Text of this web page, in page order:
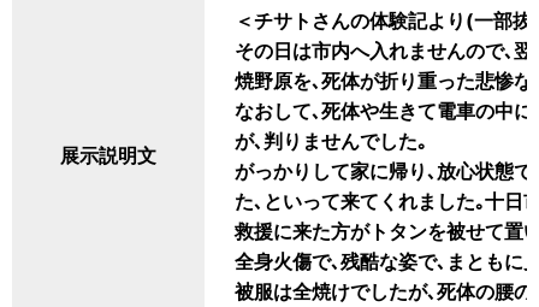
展示説明文
＜チサトさんの体験記より(一部抜
その日は市内へ入れませんので､
焼野原を､死体が折り重った悲惨
なおして､死体や生きて電車の中
が､判りませんでした｡
がっかりして家に帰り､放心状態
た､といって来てくれました｡十日
救援に来た方がトタンを被せて置
全身火傷で､残酷な姿で､まともに
被服は全焼けでしたが､死体の腰